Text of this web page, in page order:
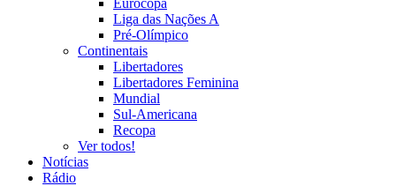
Liga das Nações A
Pré-Olímpico
Continentais
Libertadores
Libertadores Feminina
Mundial
Sul-Americana
Recopa
Ver todos!
Notícias
Rádio